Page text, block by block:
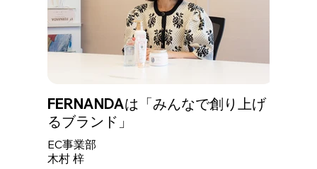
FERNANDAは「みんなで創り上げ
るブランド」
EC事業部
​木村 梓